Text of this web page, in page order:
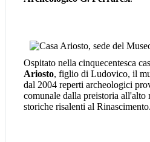
Ospitato nella cinquecentesca
Ariosto, figlio di Ludovico, il
dal 2004 reperti archeologici
comunale dalla preistoria all'alto
storiche risalenti al Rinascimento.